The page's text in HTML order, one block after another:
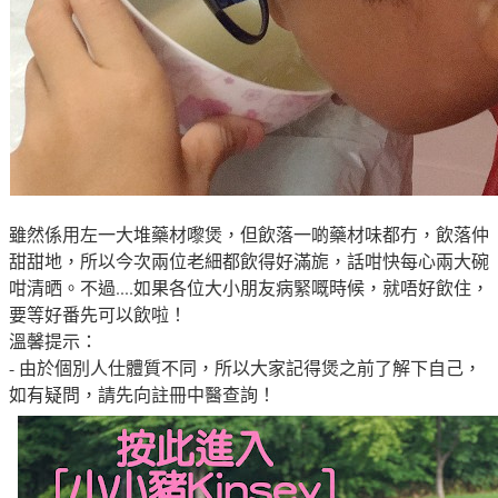
雖然係用左一大堆藥材嚟煲，但飲落一啲藥材味都冇，飲落仲
甜甜地，所以今次兩位老細都飲得好滿旎，話咁快每心兩大碗
咁清晒。不過....如果各位大小朋友病緊嘅時候，就唔好飲住，
要等好番先可以飲啦！
溫馨提示：
- 由於個別人仕體質不同，所以大家記得煲之前了解下自己，
如有疑問，請先向註冊中醫查詢！